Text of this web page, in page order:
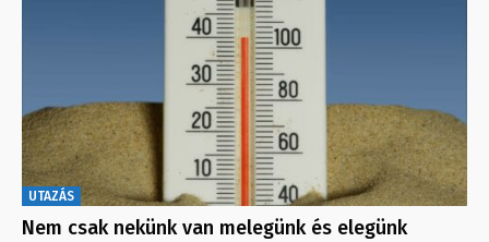
UTAZÁS
Nem csak nekünk van melegünk és elegünk